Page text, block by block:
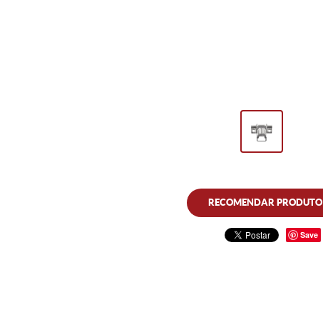
RECOMENDAR PRODUTO
Save